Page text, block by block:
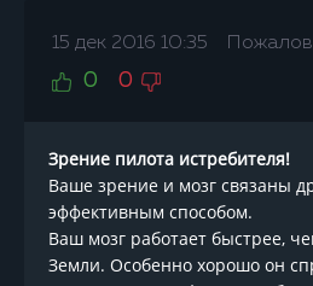
15 дек 2016 10:35
0 0
Зрение пилота истребителя!
Ваше зрение и мозг связаны
эффективным способом.
Ваш мозг работает быстрее,
Земли. Особенно хорошо он